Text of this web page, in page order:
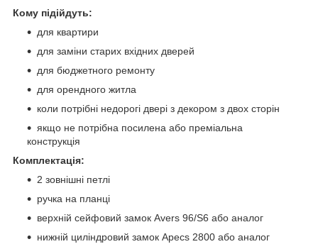
Кому підійдуть:
для квартири
для заміни старих вхідних дверей
для бюджетного ремонту
для орендного житла
коли потрібні недорогі двері з декором з двох сторін
якщо не потрібна посилена або преміальна
конструкція
Комплектація:
2 зовнішні петлі
ручка на планці
верхній сейфовий замок Avers 96/S6 або аналог
нижній циліндровий замок Apecs 2800 або аналог